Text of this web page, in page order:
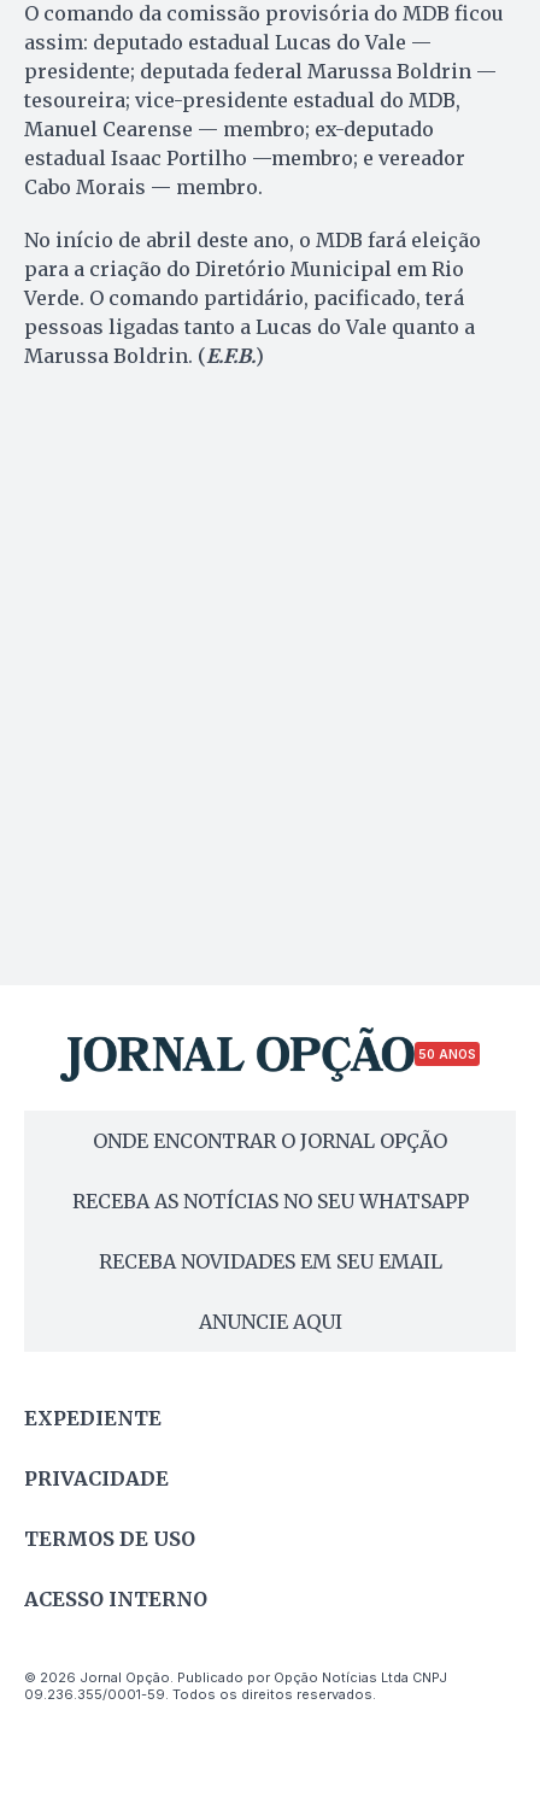
O comando da comissão provisória do MDB ficou
assim: deputado estadual Lucas do Vale —
presidente; deputada federal Marussa Boldrin —
tesoureira; vice-presidente estadual do MDB,
Manuel Cearense — membro; ex-deputado
estadual Isaac Portilho —membro; e vereador
Cabo Morais — membro.
No início de abril deste ano, o MDB fará eleição
para a criação do Diretório Municipal em Rio
Verde. O comando partidário, pacificado, terá
pessoas ligadas tanto a Lucas do Vale quanto a
Marussa Boldrin. (E.F.B.)
50 ANOS
ONDE ENCONTRAR O JORNAL OPÇÃO
RECEBA AS NOTÍCIAS NO SEU WHATSAPP
RECEBA NOVIDADES EM SEU EMAIL
ANUNCIE AQUI
EXPEDIENTE
PRIVACIDADE
TERMOS DE USO
ACESSO INTERNO
© 2026 Jornal Opção. Publicado por Opção Notícias Ltda CNPJ
09.236.355/0001-59. Todos os direitos reservados.